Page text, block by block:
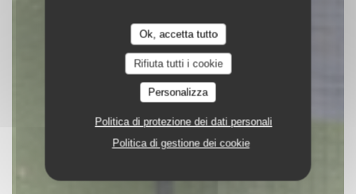
Ok, accetta tutto
Rifiuta tutti i cookie
Personalizza
Politica di protezione dei dati personali
Politica di gestione dei cookie